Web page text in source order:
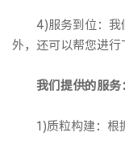
4)服务到位：我们
外，还可以帮您进行
我们提供的服务
1)质粒构建：根据